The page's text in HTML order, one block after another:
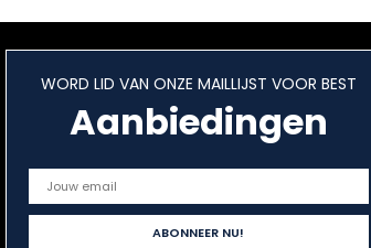
WORD LID VAN ONZE MAILLIJST VOOR BEST
Aanbiedingen